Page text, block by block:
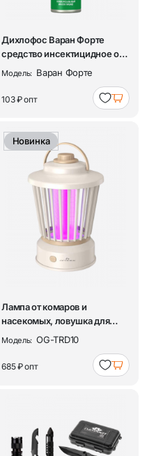
Дихлофос Варан Форте
средство инсектицидное от
насекомых, му...
Модель: Варан Форте
103 ₽опт
Новинка
Лампа от комаров и
насекомых, ловушка для
мух, комаров, анти...
Модель: OG-TRD10
685 ₽опт